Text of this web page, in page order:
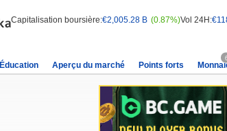
Capitalisation boursière:€2,005.28 B (0.87%)Vol 24H:
Éducation Aperçu du marché Points forts